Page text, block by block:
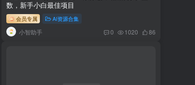
数，新手小白最佳项目
会员专属 AI资源合集
小智助手 0 1020 86